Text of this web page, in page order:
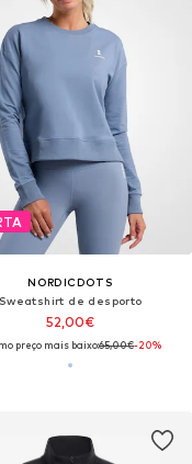
NORDICDOTS
Sweatshirt de desporto
52,00€
preço mais baixo:65,00€-20%